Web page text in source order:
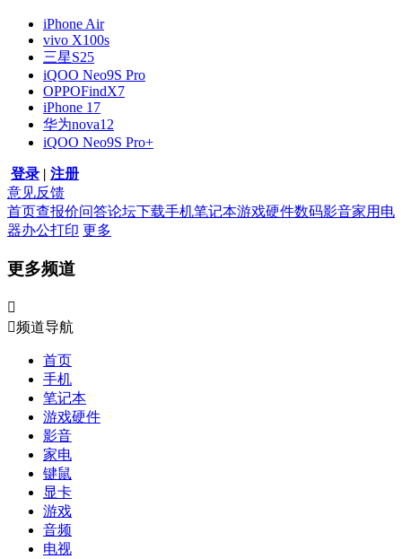
iPhone Air
vivo X100s
三星S25
iQOO Neo9S Pro
OPPOFindX7
iPhone 17
华为nova12
iQOO Neo9S Pro+
登录 | 注册
意见反馈
首页查报价问答论坛下载手机笔记本游戏硬件数码影音家用电
器办公打印 更多
更多频道

频道导航
首页
手机
笔记本
游戏硬件
影音
家电
键鼠
显卡
游戏
音频
电视